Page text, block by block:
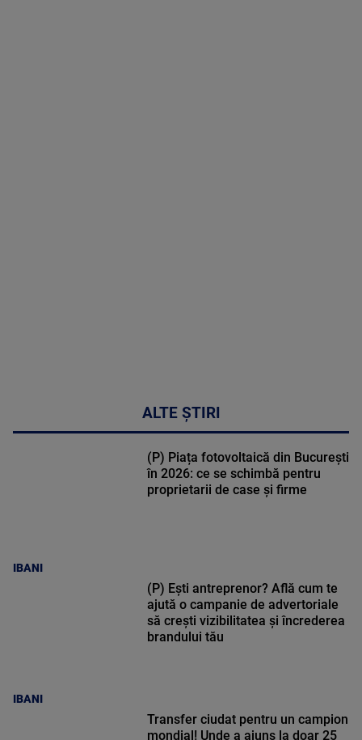
ALTE ȘTIRI
IBANI
(P) Piața fotovoltaică din București
în 2026: ce se schimbă pentru
proprietarii de case și firme
IBANI
(P) Ești antreprenor? Află cum te
ajută o campanie de advertoriale
să crești vizibilitatea și încrederea
brandului tău
Transfer ciudat pentru un campion
mondial! Unde a ajuns la doar 25